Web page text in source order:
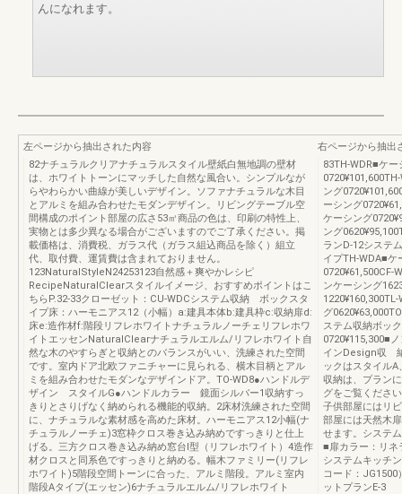
んになれます。
左ページから抽出された内容
82ナチュラルクリアナチュラルスタイル壁紙白無地調の壁材
は、ホワイトトーンにマッチした自然な風合い。シンプルなが
らやわらかい曲線が美しいデザイン。ソファナチュラルな木目
とアルミを組み合わせたモダンデザイン。リビングテーブル空
間構成のポイント部屋の広さ53㎡商品の色は、印刷の特性上、
実物とは多少異なる場合がございますのでご了承ください。掲
載価格は、消費税、ガラス代（ガラス組込商品を除く）組立
代、取付費、運賃費は含まれておりません。
123NaturalStyleN24253123自然感＋爽やかレシピ
RecipeNaturalClearスタイルイメージ、おすすめポイントはこ
ちらP.32-33クローゼット：CU-WDCシステム収納 ボックスタ
イプ床：ハーモニアス12（小幅）a:建具本体b:建具枠c:収納扉d:
床e:造作材f:階段リフレホワイトナチュラルノーチェリフレホワ
イトエッセンNaturalClearナチュラルエルム/リフレホワイト自
然な木のやすらぎと収納とのバランスがいい、洗練された空間
です。室内ドア北欧ファニチャーに見られる、横木目柄とアル
ミを組み合わせたモダンなデザインドア。TO-WD8●ハンドルデ
ザイン スタイルG●ハンドルカラー 鏡面シルバー1収納すっ
きりとさりげなく納められる機能的収納。2床材洗練された空間
に、ナチュラルな素材感を高めた床材。ハーモニアス12小幅(ナ
チュラルノーチェ)3窓枠クロス巻き込み納めですっきりと仕上
げる。三方クロス巻き込み納め窓台I型（リフレホワイト）4造作
材クロスと同系色ですっきりと納める。幅木ファミリー(リフレ
ホワイト)5階段空間トーンに合った、アルミ階段。アルミ室内
階段Aタイプ(エッセン)6ナチュラルエルム/リフレホワイト
右ページから抽出
83TH-WDR■ケ
ング
ーシング
ケーシング
ング
ランD-12システ
イプTH-WDA■ケ
0720¥61,500CF-
ンケーシング
グ
ステム収納ボッ
0720¥115,300■
インDesign収
ックはスタイル
収納は、プラン
グをご覧くださ
子供部屋にはリ
部屋には天然木
せます。システ
■扉カラー：リネ
システムキッチ
コード：JG1500
ットプランE-3